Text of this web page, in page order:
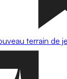
terrain de